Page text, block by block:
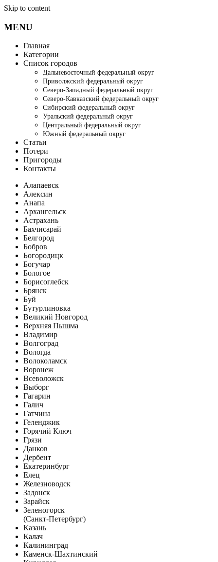
Skip to content
MENU
Главная
Категории
Список городов
Дальневосточный федеральный округ
Приволжский федеральный округ
Северо-Западный федеральный округ
Северо-Кавказский федеральный округ
Сибирский федеральный округ
Уральский федеральный округ
Центральный федеральный округ
Южный федеральный округ
Статьи
Потери
Пригороды
Контакты
Алапаевск
Алексин
Анапа
Архангельск
Астрахань
Бахчисарай
Белгород
Бобров
Богородицк
Богучар
Бологое
Борисоглебск
Брянск
Буй
Бутурлиновка
Великий Новгород
Верхняя Пышма
Владимир
Волгоград
Вологда
Волоколамск
Воронеж
Всеволожск
Выборг
Гагарин
Галич
Гатчина
Геленджик
Горячий Ключ
Грязи
Данков
Дербент
Екатеринбург
Елец
Железноводск
Задонск
Зарайск
Зеленогорск
(Санкт-Петербург)
Казань
Калач
Калининград
Каменск-Шахтинский